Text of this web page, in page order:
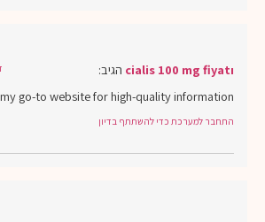
cialis 100 mg fiyatı הגיב:
go-to website for high-quality information.
התחבר למערכת כדי להשתתף בדיון